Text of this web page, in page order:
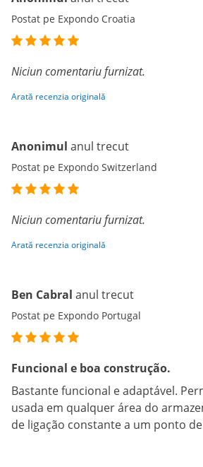
Postat pe Expondo Croatia
Niciun comentariu furnizat.
Arată recenzia originală
Anonimul anul trecut
Postat pe Expondo Switzerland
Niciun comentariu furnizat.
Arată recenzia originală
Ben Cabral anul trecut
Postat pe Expondo Portugal
Funcional e boa construção.
Bastante funcional e adaptável.
usada em qualquer área do
de ligação constante a um ponto